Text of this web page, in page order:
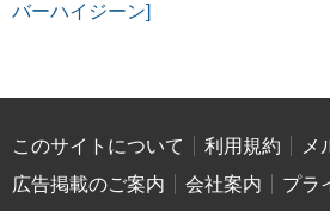
バーハイジーン]
このサイトについて 利用規約
メ
広告掲載のご案内
会社案内
プラ